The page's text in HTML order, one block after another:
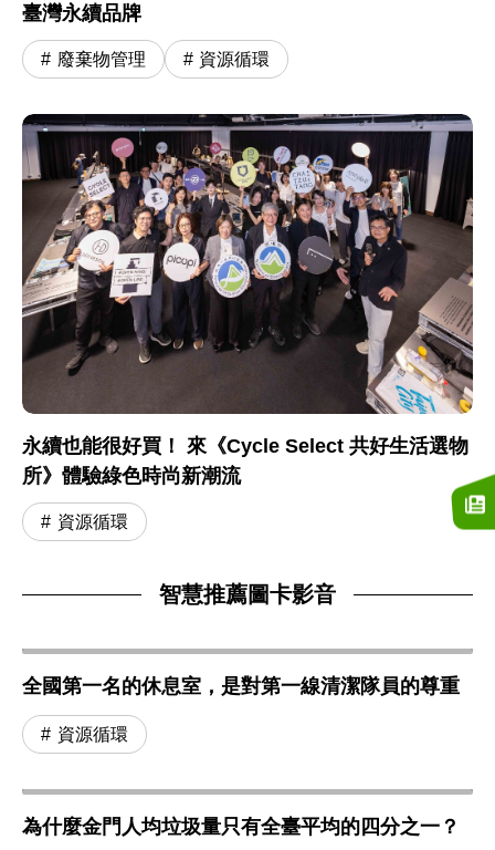
臺灣永續品牌
廢棄物管理 資源循環
永續也能很好買！ 來《Cycle Select 共好生活選物
所》體驗綠色時尚新潮流
資源循環
智慧推薦圖卡影音
全國第一名的休息室，是對第一線清潔隊員的尊重
資源循環
為什麼金門人均垃圾量只有全臺平均的四分之一？